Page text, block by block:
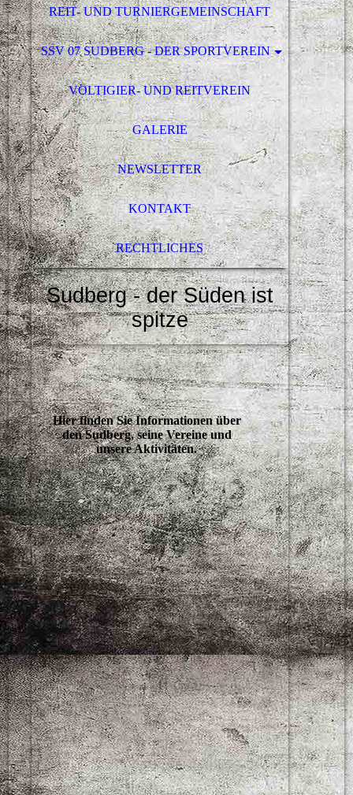
REIT- UND TURNIERGEMEINSCHAFT
SSV 07 SUDBERG - DER SPORTVEREIN
VOLTIGIER- UND REITVEREIN
GALERIE
NEWSLETTER
KONTAKT
RECHTLICHES
Sudberg - der Süden ist
spitze
Hier finden Sie Informationen über
den Sudberg, seine Vereine und
unsere Aktivitäten.